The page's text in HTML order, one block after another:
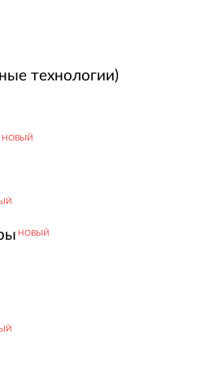
технологии)
НОВЫЙ
НОВЫЙ